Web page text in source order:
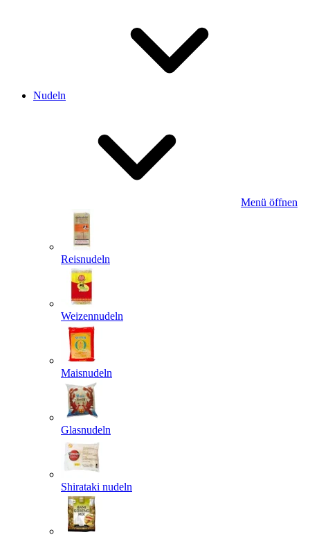
Nudeln
Menü öffnen
Reisnudeln
Weizennudeln
Maisnudeln
Glasnudeln
Shirataki nudeln